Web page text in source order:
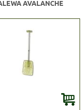
AVALANCHE